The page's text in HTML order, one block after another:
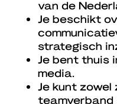
van de
Je beschikt
strategisch
Je bent thuis
media.
Je kunt
teamverband